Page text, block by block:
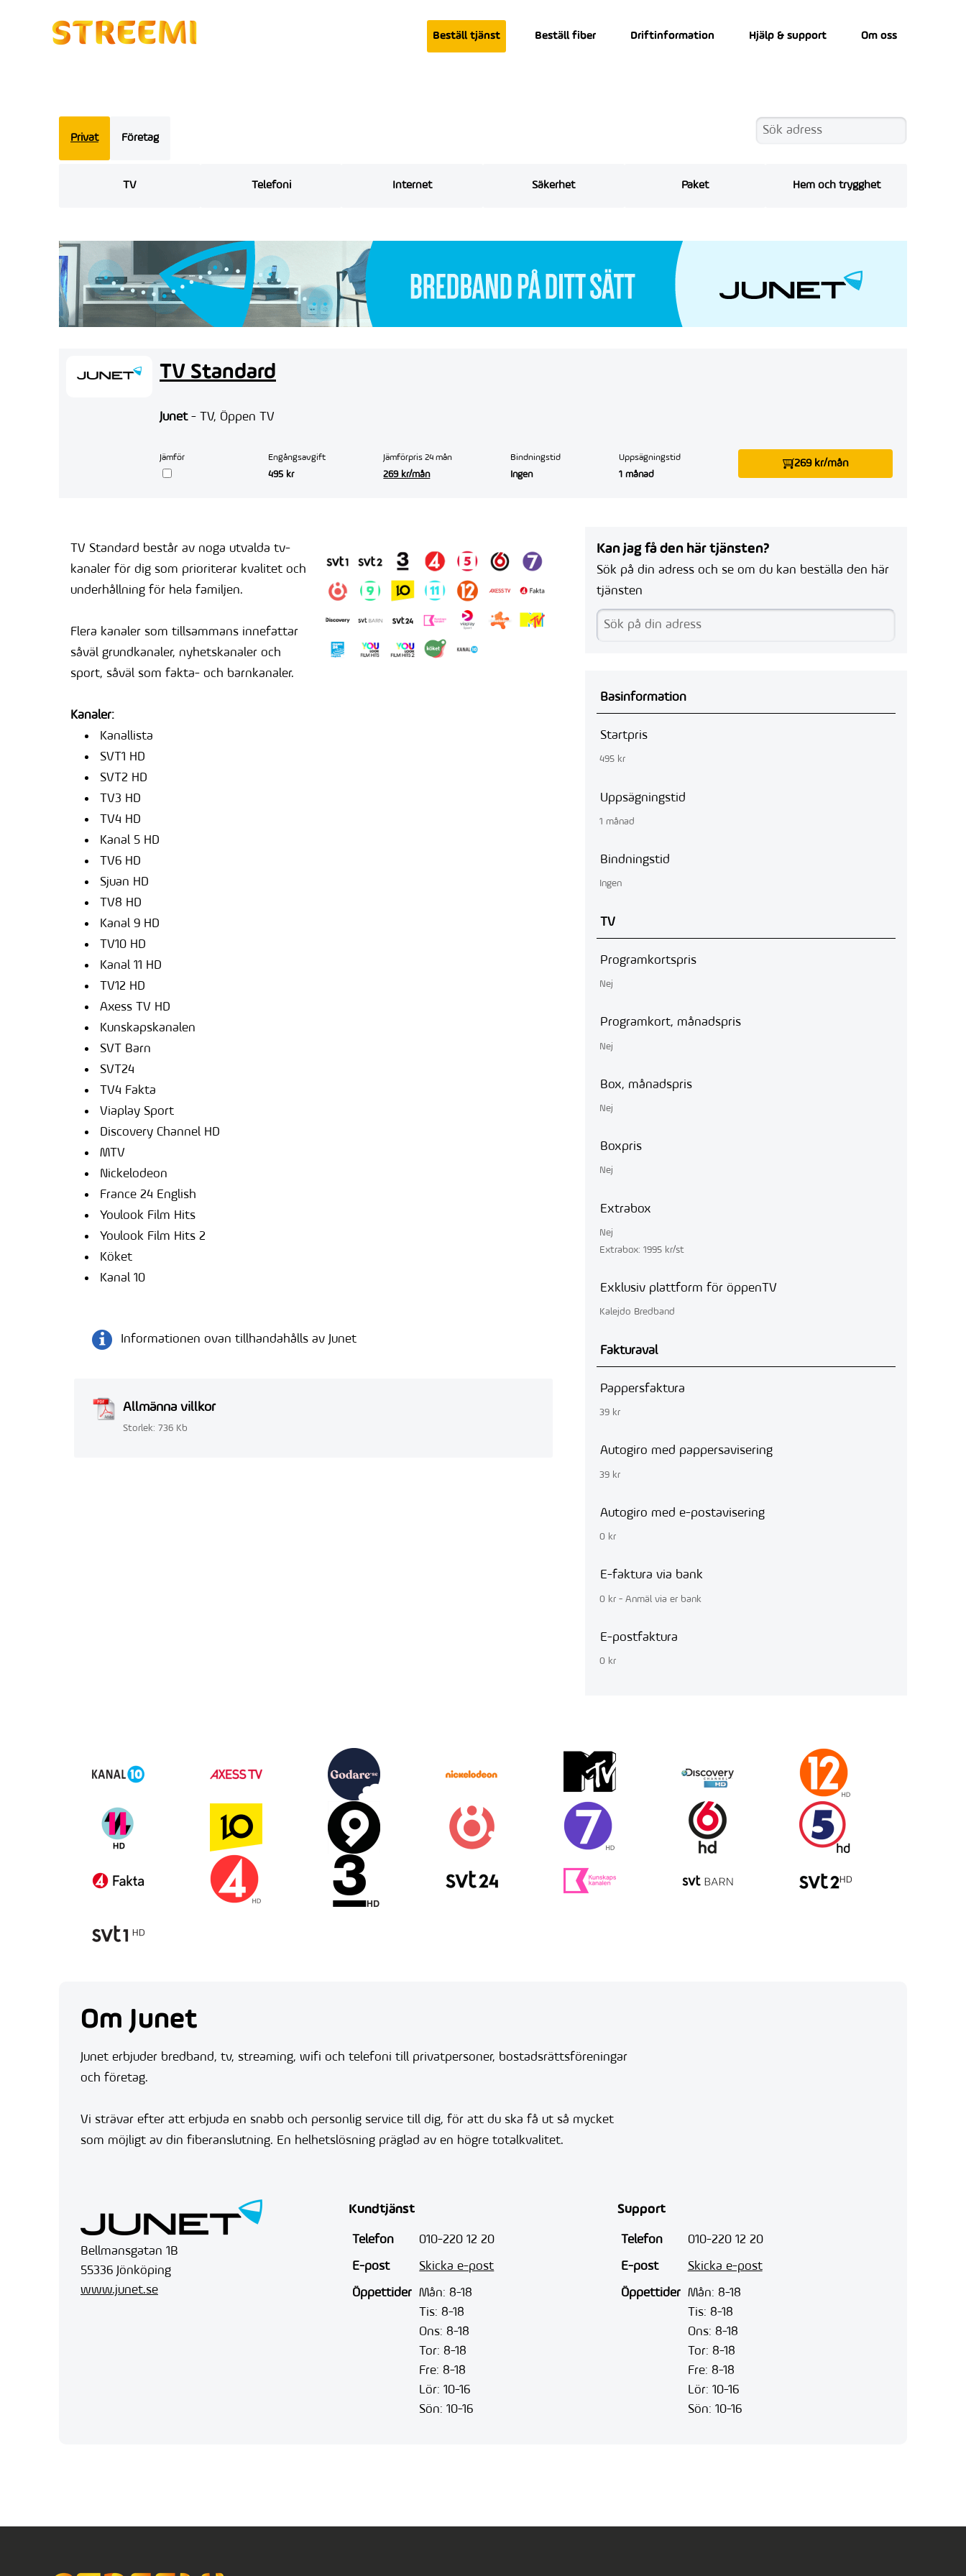
Beställ tjänst Beställ fiber Driftinformation Hjälp & support Om oss
Privat Företag
TV Telefoni Internet Säkerhet Paket Hem och trygghet
TV Standard
Junet- TV, Öppen TV
Jämför Engångsavgift
495 kr
Jämförpris 24 mån
269 kr/mån
Bindningstid
Ingen
Uppsägningstid
1 månad
269 kr/mån
TV Standard består av noga utvalda tv-
kanaler för dig som prioriterar kvalitet och
underhållning för hela familjen.
Flera kanaler som tillsammans innefattar
såväl grundkanaler, nyhetskanaler och
sport, såväl som fakta- och barnkanaler.
Kanaler:
Kanallista
SVT1 HD
SVT2 HD
TV3 HD
TV4 HD
Kanal 5 HD
TV6 HD
Sjuan HD
TV8 HD
Kanal 9 HD
TV10 HD
Kanal 11 HD
TV12 HD
Axess TV HD
Kunskapskanalen
SVT Barn
SVT24
TV4 Fakta
Viaplay Sport
Discovery Channel HD
MTV
Nickelodeon
France 24 English
Youlook Film Hits
Youlook Film Hits 2
Köket
Kanal 10
Informationen ovan tillhandahålls av Junet
Allmänna villkor
Storlek: 736 Kb
Kan jag få den här tjänsten?
Sök på din adress och se om du kan beställa den här
tjänsten
Basinformation
Startpris
495 kr
Uppsägningstid
1 månad
Bindningstid
Ingen
TV
Programkortspris
Nej
Programkort, månadspris
Nej
Box, månadspris
Nej
Boxpris
Nej
Extrabox
Nej
Extrabox: 1995 kr/st
Exklusiv plattform för öppenTV
Kalejdo Bredband
Fakturaval
Pappersfaktura
39 kr
Autogiro med pappersavisering
39 kr
Autogiro med e-postavisering
0 kr
E-faktura via bank
0 kr - Anmäl via er bank
E-postfaktura
0 kr
Om Junet
Junet erbjuder bredband, tv, streaming, wifi och telefoni till privatpersoner, bostadsrättsföreningar
och företag.
Vi strävar efter att erbjuda en snabb och personlig service till dig, för att du ska få ut så mycket
som möjligt av din fiberanslutning. En helhetslösning präglad av en högre totalkvalitet.
Bellmansgatan 1B
55336 Jönköping
www.junet.se
Kundtjänst
Telefon
010-220 12 20
E-post
Skicka e-post
Öppettider Mån: 8-18
Tis: 8-18
Ons: 8-18
Tor: 8-18
Fre: 8-18
Lör: 10-16
Sön: 10-16
Support
Telefon
010-220 12 20
E-post
Skicka e-post
Öppettider Mån: 8-18
Tis: 8-18
Ons: 8-18
Tor: 8-18
Fre: 8-18
Lör: 10-16
Sön: 10-16